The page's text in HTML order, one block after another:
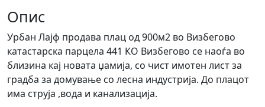
Опис
Урбан Лајф продава плац од 900м2 во Визбегово
катастарска парцела 441 КО Визбегово се наоѓа во
близина кај новата џамија, со чист имотен лист за
градба за домување со лесна индустрија. До плацот
има струја ,вода и канализација.